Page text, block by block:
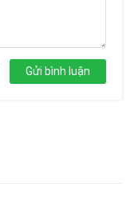
Gửi bình luận